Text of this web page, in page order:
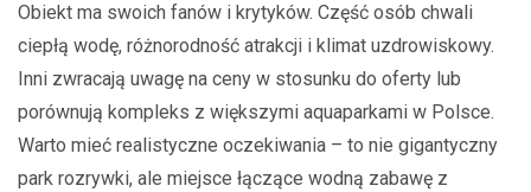
Obiekt ma swoich fanów i krytyków. Część osób chwali
ciepłą wodę, różnorodność atrakcji i klimat uzdrowiskowy.
Inni zwracają uwagę na ceny w stosunku do oferty lub
porównują kompleks z większymi aquaparkami w Polsce.
Warto mieć realistyczne oczekiwania – to nie gigantyczny
park rozrywki, ale miejsce łączące wodną zabawę z